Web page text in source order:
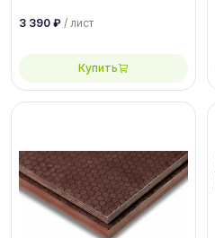
сорт 1/1
3 390 ₽ / лист
Купить